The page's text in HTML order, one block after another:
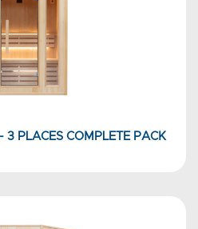
PLACES COMPLETE PACK